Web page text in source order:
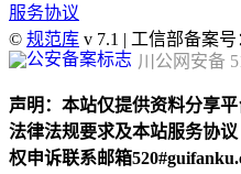
服务协议
© 规范库 v 7.1 | 工信部备案号
川公网安备
声明：本站仅提供资料分享
法律法规要求及本站服务协
权申诉联系邮箱